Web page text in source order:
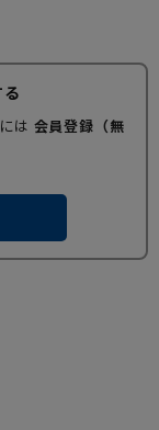
は 会員登録（無